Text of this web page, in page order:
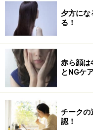
パントテン酸
水溶性食物繊維
不溶性食物繊維
性食物繊維が含まれ
食べ物を消化し代謝す
夕方に
る！
赤ら顔は
とNGケ
チークの
認！